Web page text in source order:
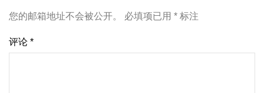
您的邮箱地址不会被公开。 必填项已用 * 标注
评论 *